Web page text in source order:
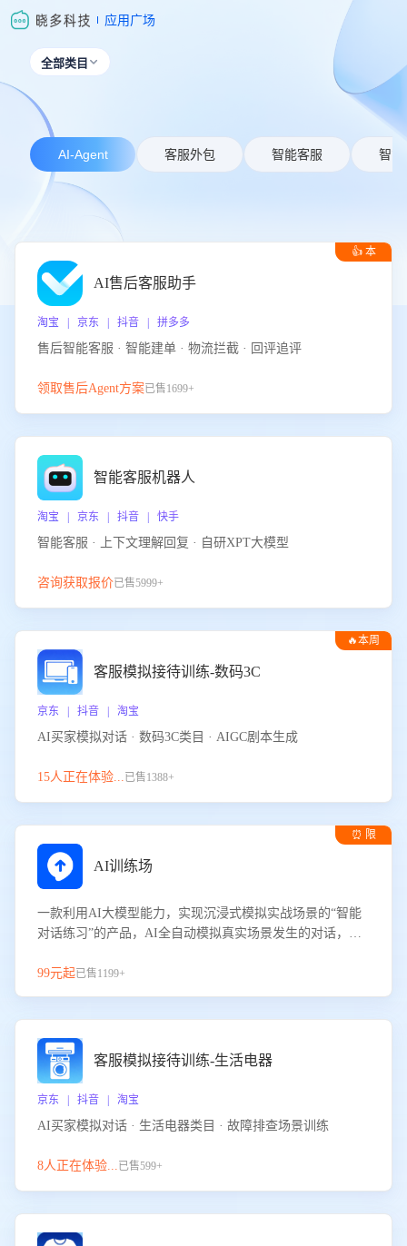
应用广场
全部类目 
AI-Agent 客服外包 智能客服 智能
👍 本
AI售后客服助手
淘宝 | 京东 | 抖音 | 拼多多
售后智能客服 · 智能建单 · 物流拦截 · 回评追评
领取售后Agent方案已售1699+
智能客服机器人
淘宝 | 京东 | 抖音 | 快手
智能客服 · 上下文理解回复 · 自研XPT大模型
咨询获取报价已售5999+
🔥本周
客服模拟接待训练-数码3C
京东 | 抖音 | 淘宝
AI买家模拟对话 · 数码3C类目 · AIGC剧本生成
15人正在体验...已售1388+
⏰ 限
AI训练场
一款利用AI大模型能力，实现沉浸式模拟实战场景的“智能
对话练习”的产品，AI全自动模拟真实场景发生的对话，企
服能力。
99元起已售1199+
客服模拟接待训练-生活电器
京东 | 抖音 | 淘宝
AI买家模拟对话 · 生活电器类目 · 故障排查场景训练
8人正在体验...已售599+